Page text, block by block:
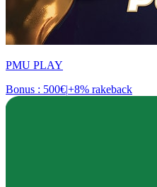
PMU PLAY
Bonus : 500€|+8% rakeback